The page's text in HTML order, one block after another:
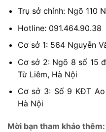
Trụ sở chính: Ngõ 110
Hotline: 091.464.90.38
Cơ sở 1: 564 Nguyễn
Cơ sở 2: Ngõ 8 số 15
Từ Liêm, Hà Nội
Cơ sở 3: Số 9 KĐT
Hà Nội
Mời bạn tham khảo thêm: